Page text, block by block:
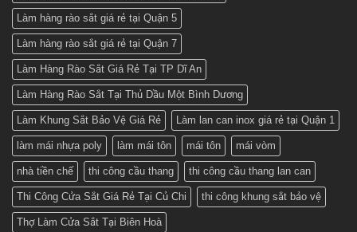
Làm hàng rào sắt giá rẻ tại Quận 5
Làm hàng rào sắt giá rẻ tại Quận 7
Làm Hàng Rào Sắt Giá Rẻ Tại TP Dĩ An
Làm Hàng Rào Sắt Tại Thủ Dầu Một Bình Dương
Làm Khung Sắt Bảo Vệ Giá Rẻ Làm lan can inox giá rẻ tại Quận 1
làm mái nhựa poly làm mái tôn mái tôn mái vòm
nhà tiền chế thi công cầu thang thi công cầu thang lan can
Thi Công Cửa Sắt Giá Rẻ Tại Củ Chi thi công khung sắt bảo vệ
Thợ Làm Cửa Sắt Tại Biên Hoà